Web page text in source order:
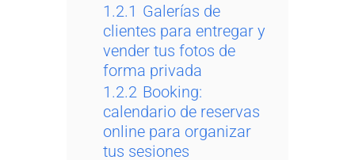
1.2.1 Galerías de
clientes para entregar y
vender tus fotos de
forma privada
1.2.2 Booking:
calendario de reservas
online para organizar
tus sesiones